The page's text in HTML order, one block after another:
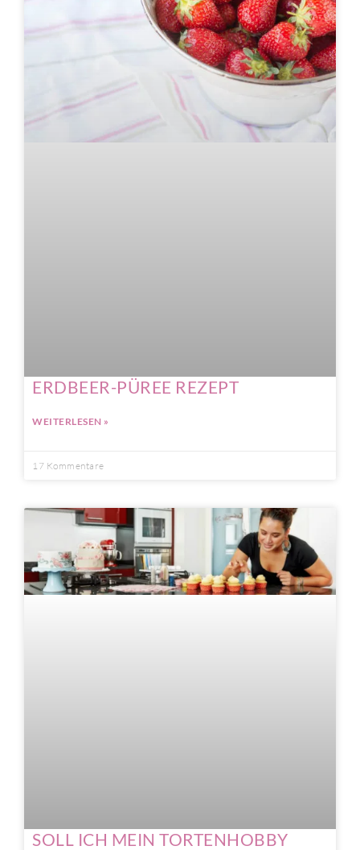
ERDBEER-PÜREE REZEPT
WEITERLESEN »
17 Kommentare
SOLL ICH MEIN TORTENHOBBY